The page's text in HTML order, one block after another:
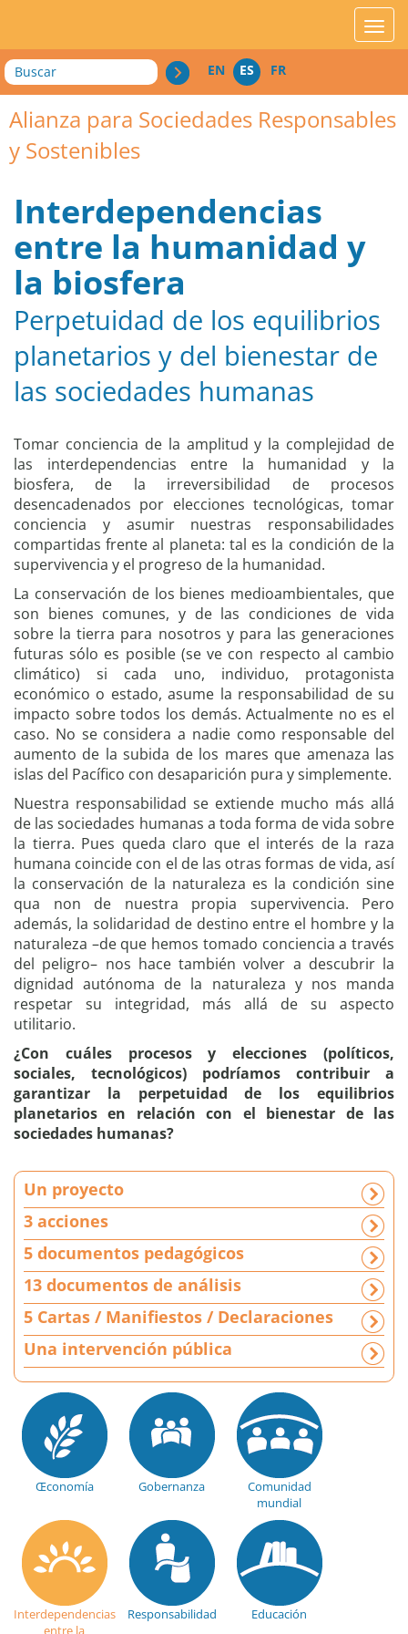
Buscar EN ES FR
Alianza para Sociedades Responsables
y Sostenibles
Interdependencias
entre la humanidad y
la biosfera
Perpetuidad de los equilibrios
planetarios y del bienestar de
las sociedades humanas
U
n
p
r
o
y
e
c
t
o
|
3
a
c
c
i
o
n
e
s
|
5
d
o
c
u
m
e
n
t
o
s
p
e
d
a
ó
o
m
n
Tomar conciencia de la amplitud y la complejidad de
las interdependencias entre la humanidad y la
biosfera, de la irreversibilidad de procesos
desencadenados por elecciones tecnológicas, tomar
conciencia y asumir nuestras responsabilidades
compartidas frente al planeta: tal es la condición de la
supervivencia y el progreso de la humanidad.
La conservación de los bienes medioambientales, que
son bienes comunes, y de las condiciones de vida
sobre la tierra para nosotros y para las generaciones
futuras sólo es posible (se ve con respecto al cambio
climático) si cada uno, individuo, protagonista
económico o estado, asume la responsabilidad de su
impacto sobre todos los demás. Actualmente no es el
caso. No se considera a nadie como responsable del
aumento de la subida de los mares que amenaza las
islas del Pacífico con desaparición pura y simplemente.
Nuestra responsabilidad se extiende mucho más allá
de las sociedades humanas a toda forma de vida sobre
la tierra. Pues queda claro que el interés de la raza
humana coincide con el de las otras formas de vida, así
la conservación de la naturaleza es la condición sine
qua non de nuestra propia supervivencia. Pero
además, la solidaridad de destino entre el hombre y la
naturaleza –de que hemos tomado conciencia a través
del peligro– nos hace también volver a descubrir la
dignidad autónoma de la naturaleza y nos manda
respetar su integridad, más allá de su aspecto
utilitario.
¿Con cuáles procesos y elecciones (políticos,
sociales, tecnológicos) podríamos contribuir a
garantizar la perpetuidad de los equilibrios
planetarios en relación con el bienestar de las
sociedades humanas?
Un proyecto
3 acciones
5 documentos pedagógicos
13 documentos de análisis
5 Cartas / Manifiestos / Declaraciones
Una intervención pública
Œconomía Gobernanza
Comunidad
mundial
Interdependencias
entre la
Responsabilidad Educación